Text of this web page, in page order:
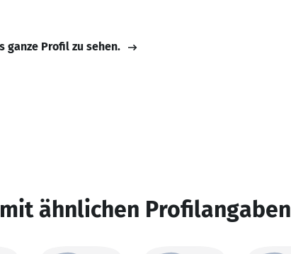
ganze Profil zu sehen.
ähnlichen Profilangaben